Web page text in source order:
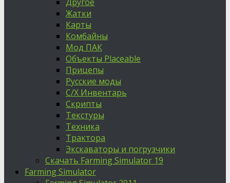
Жатки
Карты
Комбайны
Мод ПАК
Объекты Placeable
Прицепы
Русские моды
С/Х Инвентарь
Скрипты
Текстуры
Техника
Трактора
Экскаваторы и погрузчики
Скачать Farming Simulator 19
Farming Simulator